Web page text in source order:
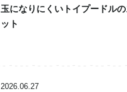
玉になりにくいトイプードル
ット
2026.06.27